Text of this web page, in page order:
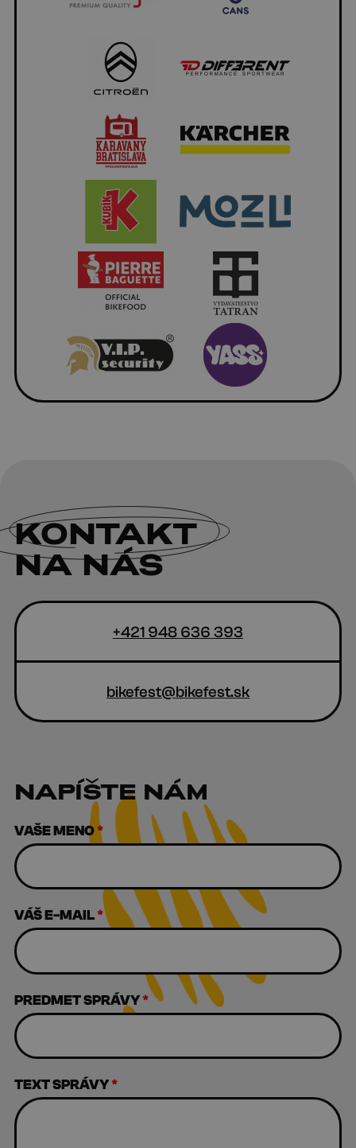
KONTAKT
NA NÁS
+421 948 636 393
bikefest@bikefest.sk
NAPÍŠTE NÁM
VAŠE MENO*
VÁŠ E-MAIL*
PREDMET SPRÁVY*
TEXT SPRÁVY*